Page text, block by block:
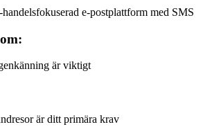
e-postplattform med SMS
är viktigt
är ditt primära krav